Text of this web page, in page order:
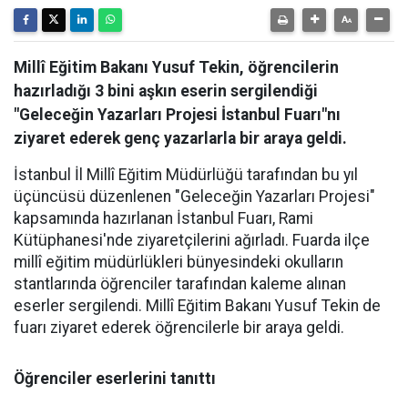
Millî Eğitim Bakanı Yusuf Tekin, öğrencilerin
hazırladığı 3 bini aşkın eserin sergilendiği
"Geleceğin Yazarları Projesi İstanbul Fuarı"nı
ziyaret ederek genç yazarlarla bir araya geldi.
İstanbul İl Millî Eğitim Müdürlüğü tarafından bu yıl
üçüncüsü düzenlenen "Geleceğin Yazarları Projesi"
kapsamında hazırlanan İstanbul Fuarı, Rami
Kütüphanesi'nde ziyaretçilerini ağırladı. Fuarda ilçe
millî eğitim müdürlükleri bünyesindeki okulların
stantlarında öğrenciler tarafından kaleme alınan
eserler sergilendi. Millî Eğitim Bakanı Yusuf Tekin de
fuarı ziyaret ederek öğrencilerle bir araya geldi.
Öğrenciler eserlerini tanıttı